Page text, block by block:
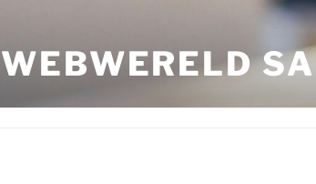
WEBWERELD